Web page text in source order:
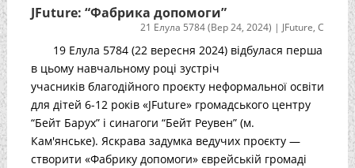
JFuture: “Фабрика допомоги”
21 Елула 5784 (Вер 24, 2024) | JFuture,С
19 Елула 5784 (22 вересня 2024) відбулася перша
в цьому навчальному році зустріч
учасників благодійного проєкту неформальної освіти
для дітей 6-12 років «JFuture» громадського центру
“Бейт Барух” і синагоги “Бейт Реувен” (м.
Кам'янське). Яскрава задумка ведучих проєкту —
створити «Фабрику допомоги» єврейській громаді